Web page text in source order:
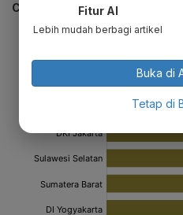
CEK JUGA DATA INI
Fitur AI
Lebih mudah berbagi artikel
Buka di
Tetap di